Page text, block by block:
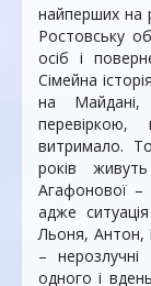
найперших на
Ростовську
осіб і
Сімейна
на Майдані,
витримало.
років
Агафонової –
адже
Льоня, Антон,
–
одного і